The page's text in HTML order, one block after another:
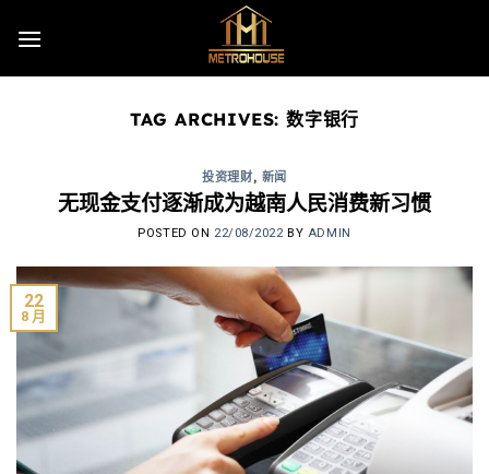
TAG ARCHIVES: 数字银行
投资理财, 新闻
无现金支付逐渐成为越南人民消费新习惯
POSTED ON 22/08/2022BY ADMIN
22
8 月